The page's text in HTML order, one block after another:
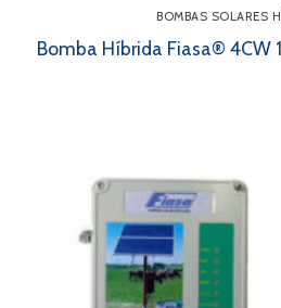
BOMBAS SOLARES
Bomba Híbrida Fiasa® 4CW